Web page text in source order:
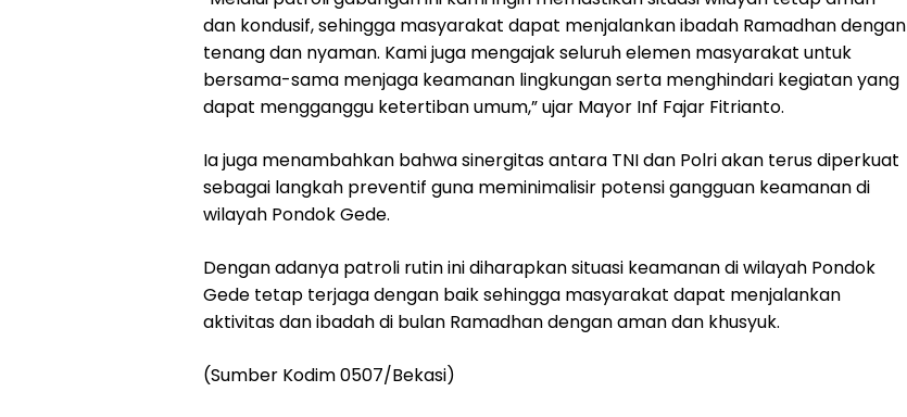
dan kondusif, sehingga masyarakat dapat menjalankan ibadah Ramadhan dengan
tenang dan nyaman. Kami juga mengajak seluruh elemen masyarakat untuk
bersama-sama menjaga keamanan lingkungan serta menghindari kegiatan yang
dapat mengganggu ketertiban umum,” ujar Mayor Inf Fajar Fitrianto.
Ia juga menambahkan bahwa sinergitas antara TNI dan Polri akan terus diperkuat
sebagai langkah preventif guna meminimalisir potensi gangguan keamanan di
wilayah Pondok Gede.
Dengan adanya patroli rutin ini diharapkan situasi keamanan di wilayah Pondok
Gede tetap terjaga dengan baik sehingga masyarakat dapat menjalankan
aktivitas dan ibadah di bulan Ramadhan dengan aman dan khusyuk.
(Sumber Kodim 0507/Bekasi)